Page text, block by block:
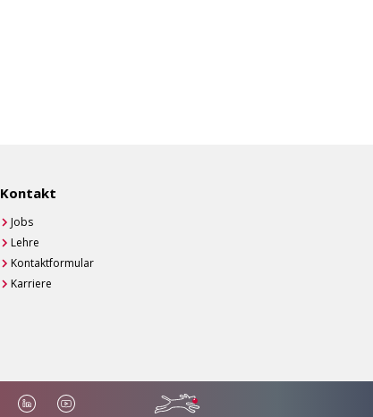
Kontakt
Jobs
Lehre
Kontaktformular
Karriere